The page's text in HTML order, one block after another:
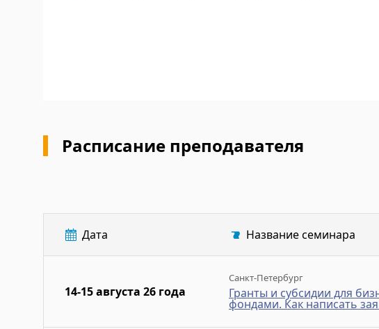
Расписание преподавателя
Дата Название семинара
14-15 августа 26 года
Санкт-Петербург
Гранты и субсидии для
фондами. Как написать